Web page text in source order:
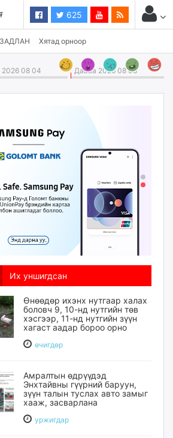
625
Хятад орноор
08 04 Даваа 2026 08 03
Их уншигдсан
Өнөөдөр ихэнх нутгаар халах
боловч 9, 10-нд нутгийн төв
хэсгээр, 11-нд нутгийн зүүн
хагаст аадар бороо орно
өчигдѳр
Амралтын өдрүүдэд
Энхтайвны гүүрний баруун,
зүүн талын туслах авто замыг
хааж, засварлана
уржигдар